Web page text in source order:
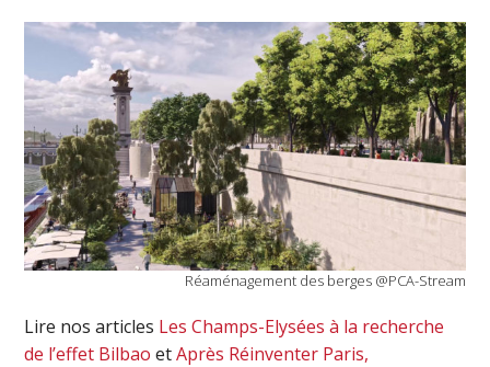
Réaménagement des berges @PCA-Stream
Lire nos articles Les Champs-Elysées à la recherche
de l’effet Bilbao etAprès Réinventer Paris,